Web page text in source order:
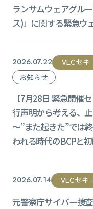
ランサムウェアグル
ス)」に関する緊急ウ
2026.07.22 VLCセキ
お知らせ
【7月28日 緊急開催
行声明から考える、
～”また起きた”では
われる時代のBCPと
2026.07.14 VLCセキ
元警察庁サイバー捜